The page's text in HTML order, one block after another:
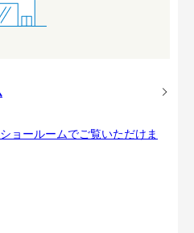
ョールームでご覧いただけま